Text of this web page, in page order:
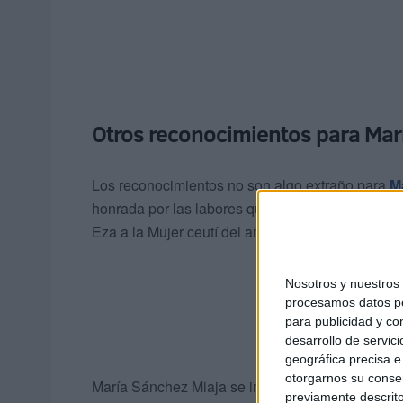
Nosotros y
procesamos datos
para publicidad y
desarrollo de
geográfica precisa
otorgarnos su
previamente
Otros reconocimientos para
Los reconocimientos no son algo extraño para
honrada por las labores que desempeña. Un
Eza a la Mujer ceutí del año.
María Sánchez Miaja se incorporaba así al